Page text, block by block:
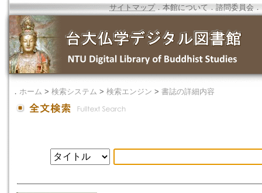
サイトマップ．本館について ． 諮問委員会 ．
． ホーム > 検索システム > 検索エンジン > 書誌の詳細内容